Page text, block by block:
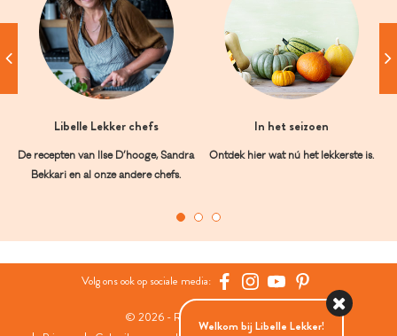
Libelle Lekker chefs
De recepten van Ilse D’hooge, Sandra
Bekkari en al onze andere chefs.
In het seizoen
Ontdek hier wat nú het lekkerste is.
Volg ons ook op sociale media:
© 2026 - Roularta Media Group
Welkom bij Libelle Lekker!